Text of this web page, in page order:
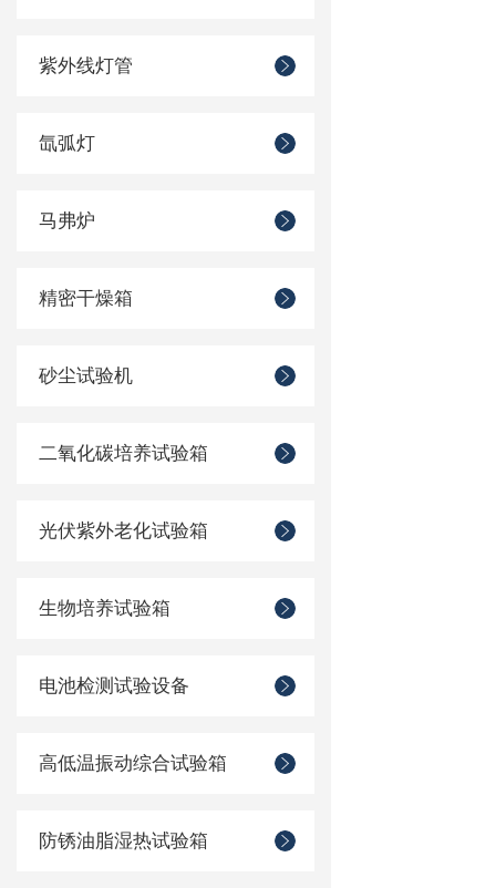
紫外线灯管
氙弧灯
马弗炉
精密干燥箱
砂尘试验机
二氧化碳培养试验箱
光伏紫外老化试验箱
生物培养试验箱
电池检测试验设备
高低温振动综合试验箱
防锈油脂湿热试验箱